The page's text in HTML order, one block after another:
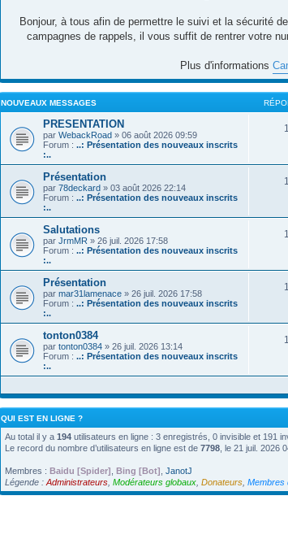
Bonjour, à tous afin de permettre le suivi et la sécurité
campagnes de rappels, il vous suffit de rentrer votre
Plus d'informations
NOUVEAUX MESSAGES
PRESENTATION
par WebackRoad » 06 août 2026 09:59
Forum : ..: Présentation des nouveaux inscrits
:..
1
Présentation
par 78deckard » 03 août 2026 22:14
Forum : ..: Présentation des nouveaux inscrits
:..
1
Salutations
par JrmMR » 26 juil. 2026 17:58
Forum : ..: Présentation des nouveaux inscrits
:..
1
Présentation
par mar31lamenace » 26 juil. 2026 17:58
Forum : ..: Présentation des nouveaux inscrits
:..
1
tonton0384
par tonton0384 » 26 juil. 2026 13:14
Forum : ..: Présentation des nouveaux inscrits
:..
1
QUI EST EN LIGNE ?
Au total il y a 194 utilisateurs en ligne : 3 enregistrés, 0 invisible et 191
Le record du nombre d’utilisateurs en ligne est de 7798 , le 21 juil. 2026
Membres : Baidu [Spider] Bing [Bot] JanotJ
Légende : Administrateurs Modérateurs globaux Donateurs Membres